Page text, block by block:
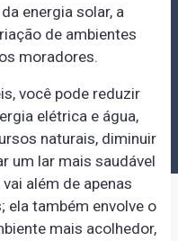
energia solar, a
de ambientes
moradores.
você pode reduzir
elétrica e água,
naturais, diminuir
um lar mais saudável
além de apenas
ela também envolve o
mais acolhedor,